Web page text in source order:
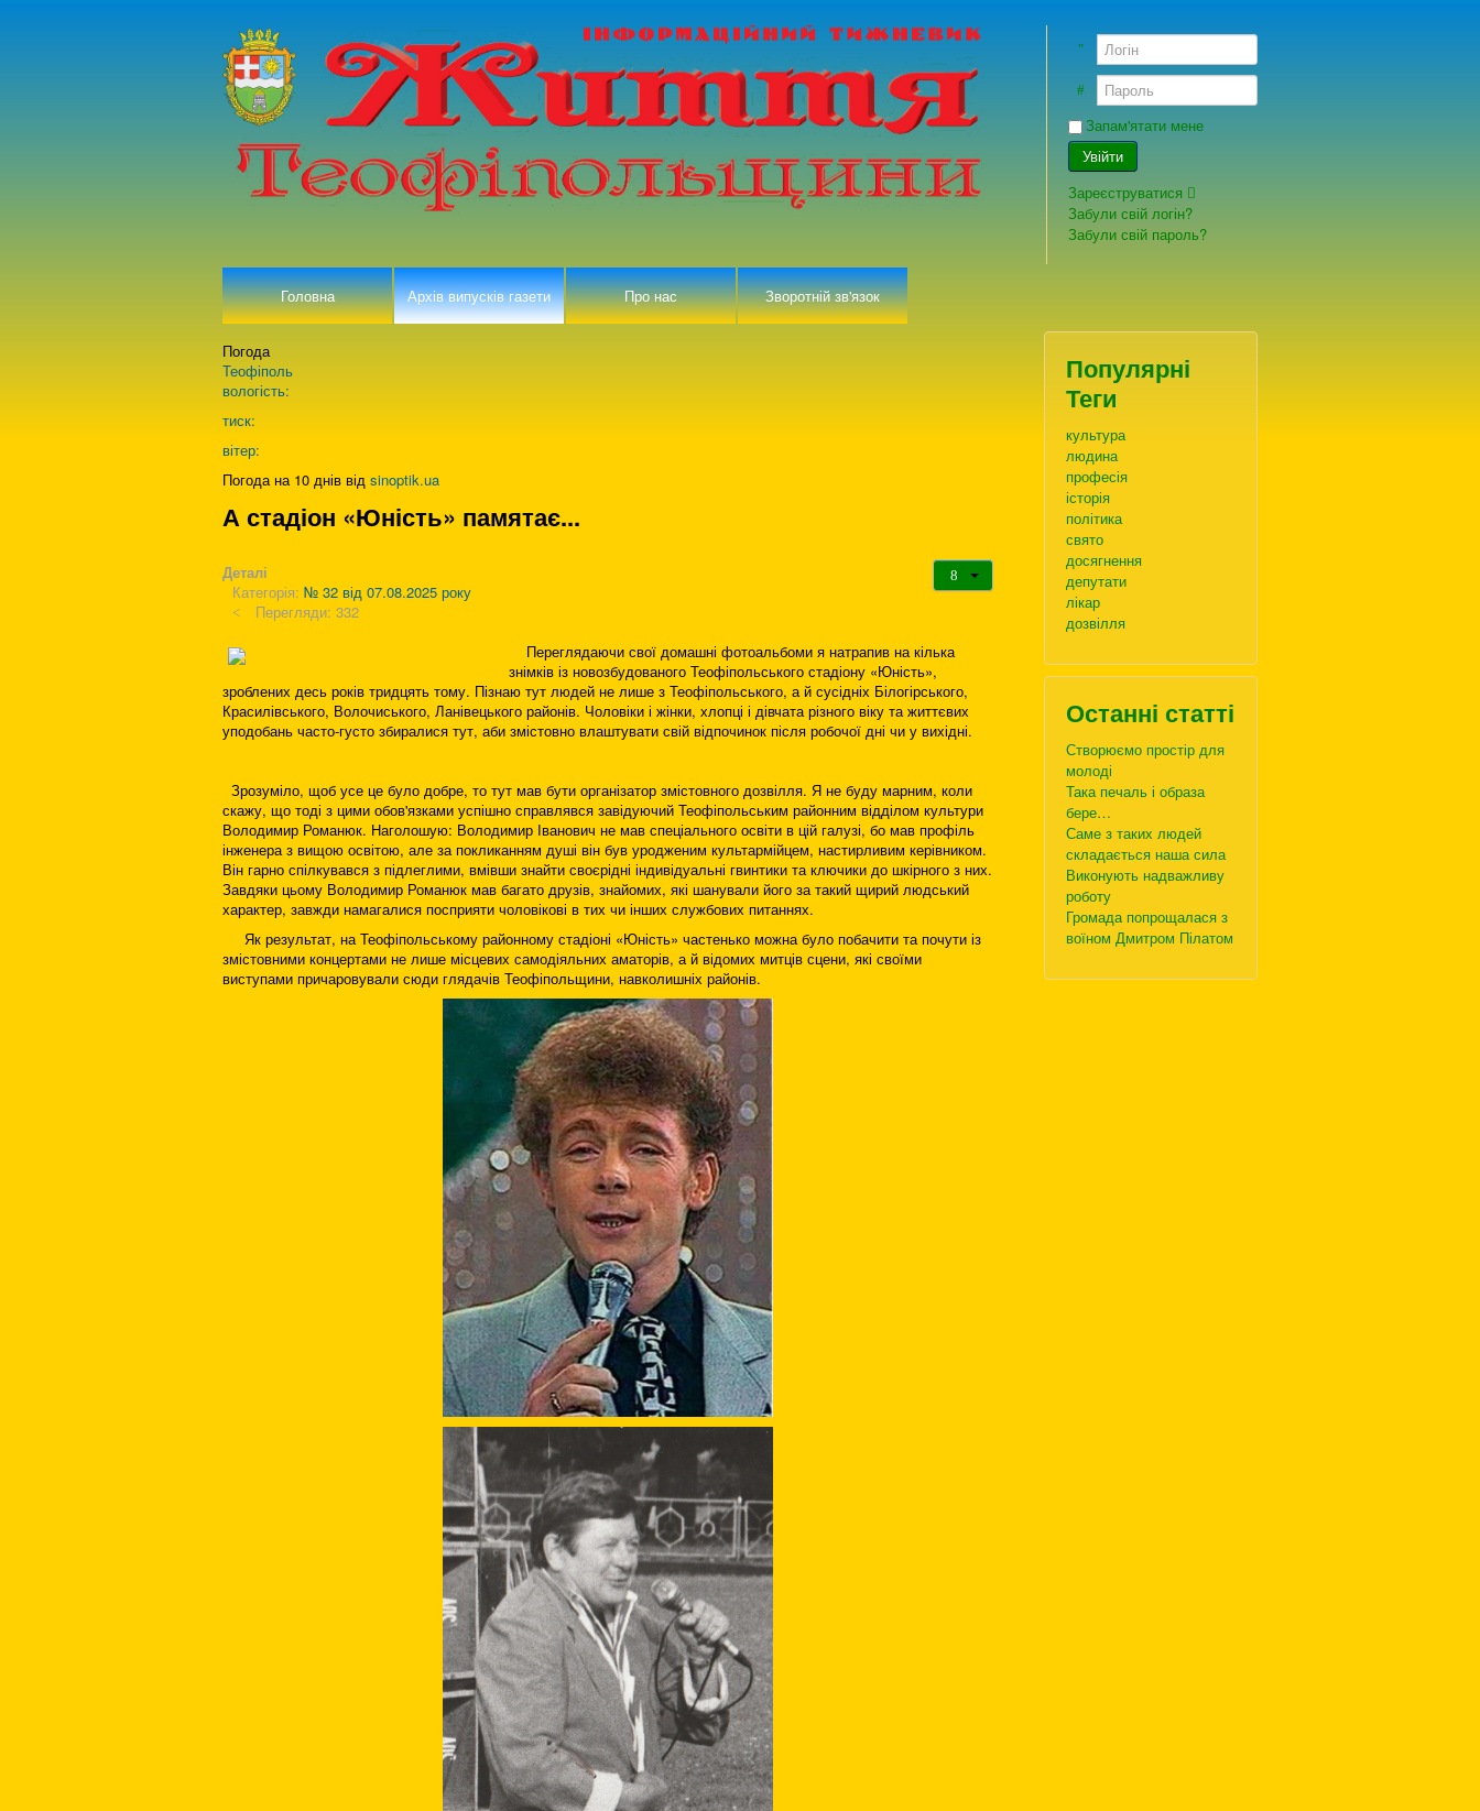
Логін
Пароль
Запам'ятати мене
Увійти
Зареєструватися
Забули свій логін?
Забули свій пароль?
Головна Архів випусків газети Про нас Зворотній зв'язок
Погода
Теофіполь
вологість:
тиск:
вітер:
Погода на 10 днів від sinoptik.ua
А стадіон «Юність» памятає...
Деталі
Категорія: № 32 від 07.08.2025 року
Перегляди: 332
Переглядаючи свої домашні фотоальбоми я натрапив на кілька
знімків із новозбудованого Теофіпольського стадіону «Юність»,
зроблених десь років тридцять тому. Пізнаю тут людей не лише з Теофіпольського, а й сусідніх Білогірського,
Красилівського, Волочиського, Ланівецького районів. Чоловіки і жінки, хлопці і дівчата різного віку та життєвих
уподобань часто-густо збиралися тут, аби змістовно влаштувати свій відпочинок після робочої дні чи у вихідні.
Зрозуміло, щоб усе це було добре, то тут мав бути організатор змістовного дозвілля. Я не буду марним, коли
скажу, що тоді з цими обов'язками успішно справлявся завідуючий Теофіпольським районним відділом культури
Володимир Романюк. Наголошую: Володимир Іванович не мав спеціального освіти в цій галузі, бо мав профіль
інженера з вищою освітою, але за покликанням душі він був уродженим культармійцем, настирливим керівником.
Він гарно спілкувався з підлеглими, вмівши знайти своєрідні індивідуальні гвинтики та ключики до шкірного з них.
Завдяки цьому Володимир Романюк мав багато друзів, знайомих, які шанували його за такий щирий людський
характер, завжди намагалися посприяти чоловікові в тих чи інших службових питаннях.
Як результат, на Теофіпольському районному стадіоні «Юність» частенько можна було побачити та почути із
змістовними концертами не лише місцевих самодіяльних аматорів, а й відомих митців сцени, які своїми
виступами причаровували сюди глядачів Теофіпольщини, навколишніх районів.
Популярні
Теги
культура
людина
професія
історія
політика
свято
досягнення
депутати
лікар
дозвілля
Останні статті
Створюємо простір для
молоді
Така печаль і образа
бере…
Саме з таких людей
складається наша сила
Виконують надважливу
роботу
Громада попрощалася з
воїном Дмитром Пілатом